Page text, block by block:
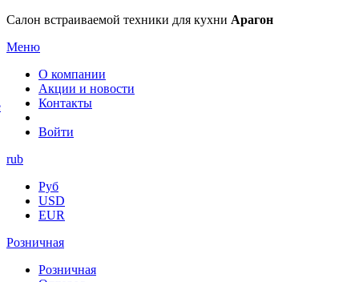
Салон встраиваемой техники для кухни Арагон
Меню
О компании
Акции и новости
Контакты
Войти
rub
Руб
USD
EUR
Розничная
Розничная